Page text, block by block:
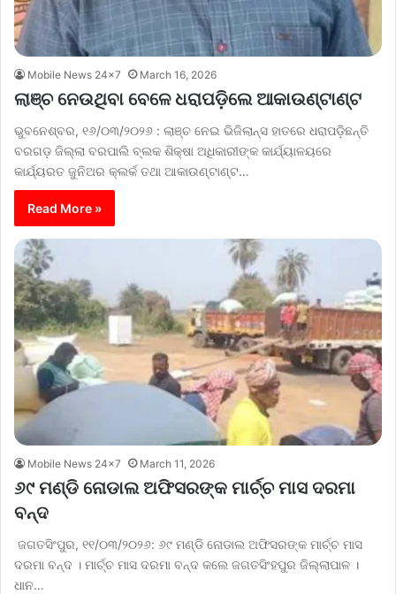
Mobile News 24x7 March 16, 2026
ଲାଞ୍ଚ ନେଉଥିବା ବେଳେ ଧରାପଡ଼ିଲେ ଆକାଉଣ୍ଟାଣ୍ଟ
ଭୁବନେଶ୍ବର, ୧୬/୦୩/୨୦୨୬ : ଲାଞ୍ଚ ନେଇ ଭିଜିଲାନ୍ସ ହାତରେ ଧରାପଡ଼ିଛନ୍ତି
ବରଗଡ଼ ଜିଲ୍ଲା ବରପାଲି ବ୍ଲକ ଶିକ୍ଷା ଅଧିକାରୀଙ୍କ କାର୍ଯ୍ୟାଳୟରେ
କାର୍ଯ୍ୟରତ ଜୁନିଅର କ୍ଲର୍କ ତଥା ଆକାଉଣ୍ଟାଣ୍ଟ…
Read More »
Mobile News 24x7 March 11, 2026
୬୯ ମଣ୍ଡି ନୋଡାଲ ଅଫିସରଙ୍କ ମାର୍ଚ୍ଚ ମାସ ଦରମା
ବନ୍ଦ
ଜଗତସିଂପୁର, ୧୧/୦୩/୨୦୨୬: ୬୯ ମଣ୍ଡି ନୋଡାଲ ଅଫିସରଙ୍କ ମାର୍ଚ୍ଚ ମାସ
ଦରମା ବନ୍ଦ । ମାର୍ଚ୍ଚ ମାସ ଦରମା ବନ୍ଦ କଲେ ଜଗତସିଂହପୁର ଜିଲ୍ଲାପାଳ ।
ଧାନ…